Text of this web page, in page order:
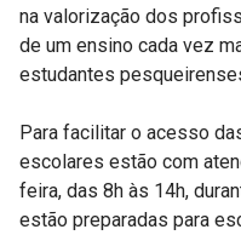
na valorização dos
de um ensino cada vez
estudantes
Para facilitar o acesso
escolares estão com
feira, das 8h às 14h,
estão preparadas para